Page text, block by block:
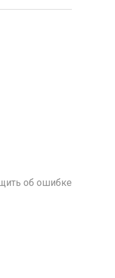
об ошибке